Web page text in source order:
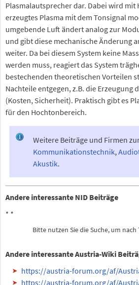
Plasmalautsprecher dar. Dabei wird mit
erzeugtes Plasma mit dem Tonsignal
umgebende Luft ändert analog zur
und gibt diese mechanische Änderung
weiter. Da bei diesem System keine
werden muss, reagiert das System
bestechenden theoretischen Vorteilen
Nachteile entgegen, z.B. die Erzeugung
(Kosten, Sicherheit). Praktisch gibt es
für den Hochtonbereich.
Weitere Beiträge und Firmen
Kommunikationstechnik,
Akustik.
Andere interessante NID Beiträge
* *
Bitte nutzen Sie die Suche, um
Andere interessante Austria-Wiki
https://austria-forum.org/af/
https://austria-forum.org/af/